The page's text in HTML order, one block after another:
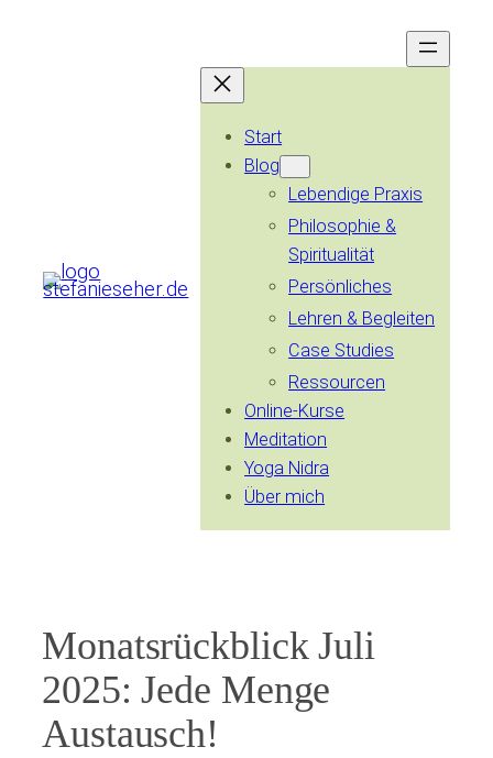
Start
Blog
Lebendige Praxis
Philosophie &
Spiritualität
Persönliches
Lehren & Begleiten
Case Studies
Ressourcen
Online-Kurse
Meditation
Yoga Nidra
Über mich
Monatsrückblick Juli
2025: Jede Menge
Austausch!